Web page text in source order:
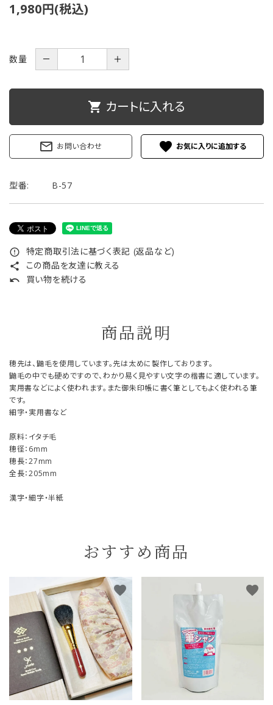
1,980円(税込)
数量 － ＋
shopping_cart カートに入れる
mail_outline お問い合わせ favorite
型番: B-57
error_outline 特定商取引法に基づく表記 (返品など)
share この商品を友達に教える
undo 買い物を続ける
商品説明
穂先は、鼬毛を使用しています。先は太めに製作しております。
鼬毛の中でも硬めですので、わかり易く見やすい文字の楷書に適しています。
実用書などによく使われます。また御朱印帳に書く筆としてもよく使われる筆
です。
細字・実用書など
原料：イタチ毛
穂径：6mm
穂長：27mm
全長：205mm
漢字・細字・半紙
おすすめ商品
favorite favorite